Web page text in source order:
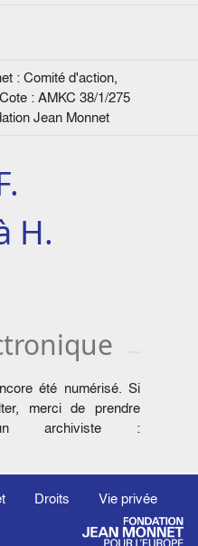
: Comité d'action,
: AMKC 38/1/275
Jean Monnet
H.
été numérisé. Si
merci de prendre
archiviste :
Droits Vie privée